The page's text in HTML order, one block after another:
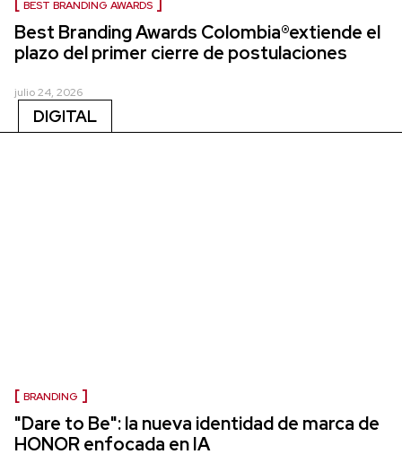
BEST BRANDING AWARDS
Best Branding Awards Colombia®extiende el
plazo del primer cierre de postulaciones
julio 24, 2026
DIGITAL
BRANDING
"Dare to Be": la nueva identidad de marca de
HONOR enfocada en IA